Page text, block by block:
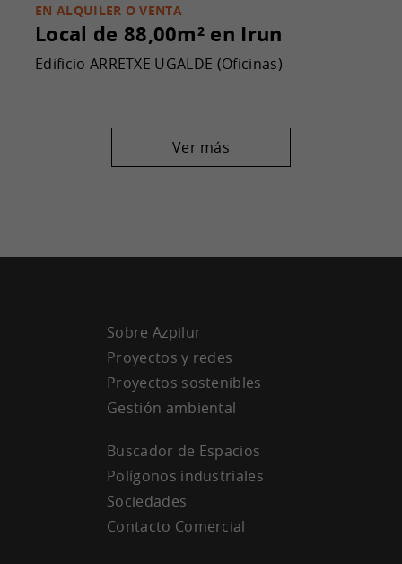
EN ALQUILER O VENTA
Local de 88,00m² en Irun
Edificio ARRETXE UGALDE (Oficinas)
Ver más
Sobre Azpilur
Proyectos y redes
Proyectos sostenibles
Gestión ambiental
Buscador de Espacios
Polígonos industriales
Sociedades
Contacto Comercial